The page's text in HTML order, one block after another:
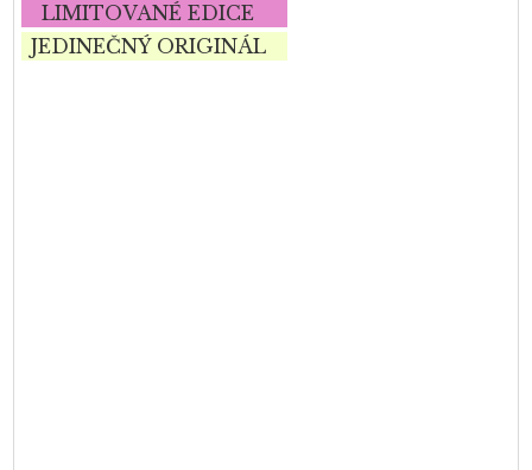
LIMITOVANÉ EDICE
JEDINEČNÝ ORIGINÁL